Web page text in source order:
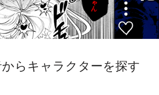
らキャラクターを探す